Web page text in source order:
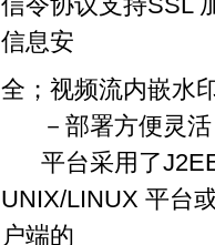
信息安
全；视频流内嵌水
－部署方便灵活
平台采用了J2EE
UNIX/LINUX 平台
户端的